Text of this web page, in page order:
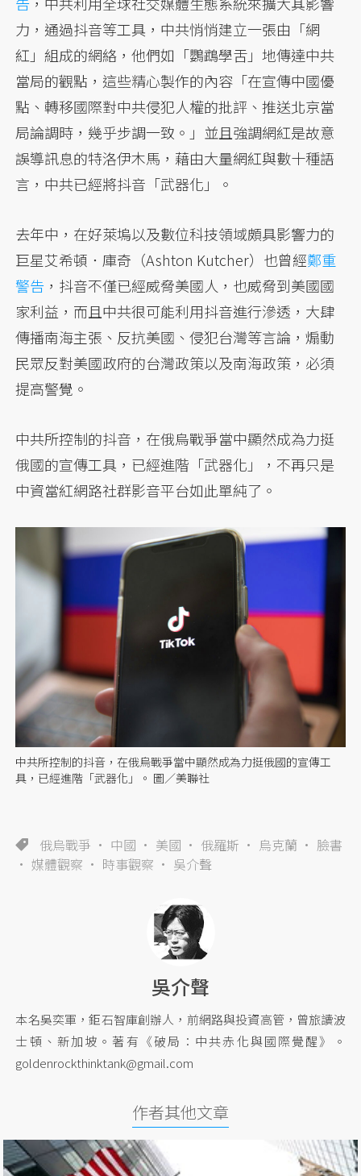
力，通過抖音等工具，中共悄悄建立一張由「網
紅」組成的網絡，他們如「鸚鵡學舌」地傳達中共
當局的觀點，這些精心製作的內容「在宣傳中國優
點、轉移國際對中共侵犯人權的批評、推送北京當
局論調時，幾乎步調一致。」並且強調網紅是故意
誤導訊息的特洛伊木馬，藉由大量網紅與數十種語
言，中共已經將抖音「武器化」。
去年中，在好萊塢以及數位科技領域頗具影響力的
巨星艾希頓．庫奇（Ashton Kutcher）也曾經鄭重
警告 ，抖音不僅已經威脅美國人，也威脅到美國國
家利益，而且中共很可能利用抖音進行滲透，大肆
傳播南海主張、反抗美國、侵犯台灣等言論，煽動
民眾反對美國政府的台灣政策以及南海政策，必須
提高警覺。
中共所控制的抖音，在俄烏戰爭當中顯然成為力挺
俄國的宣傳工具，已經進階「武器化」，不再只是
中資當紅網路社群影音平台如此單純了。
中共所控制的抖音，在俄烏戰爭當中顯然成為力挺俄國的宣傳工
具，已經進階「武器化」。 圖／美聯社
俄烏戰爭 中國 美國 俄羅斯 烏克蘭
臉書
媒體觀察
時事觀察 吳介聲
吳介聲
本名吳奕軍，鉅石智庫創辦人，前網路與投資高管，曾旅讀波
士頓、新加坡。著有《破局：中共赤化與國際覺醒》。
goldenrockthinktank@gmail.com
作者其他文章